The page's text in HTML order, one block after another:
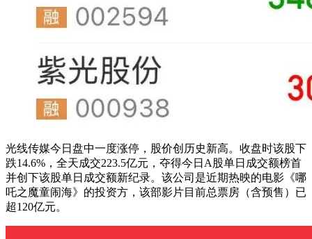
光线传媒今日盘中一度涨停，股价创历史新高。收盘时该股下
跌14.6%，全天成交223.5亿元，夺得今日A股单日成交额榜首
并创下该股单日成交额新纪录。该公司是近期热映的电影《哪
吒之魔童闹海》的投资方，该部影片目前总票房（含预售）已
超120亿元。